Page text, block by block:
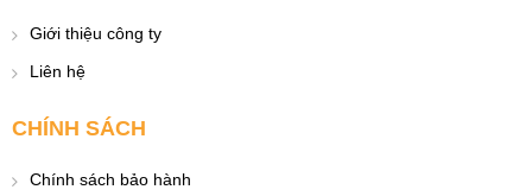
Giới thiệu công ty
Liên hệ
CHÍNH SÁCH
Chính sách bảo hành